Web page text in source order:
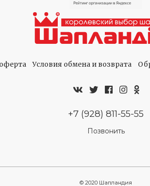
Условия обмена и возврата
+7 (928) 811-55-55
Позвонить
© 2020 Шапландия